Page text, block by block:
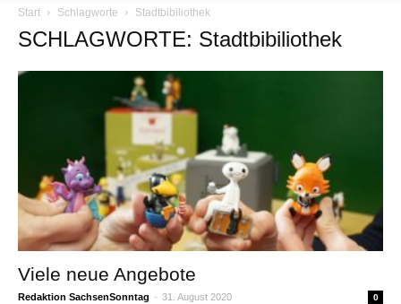
Start Schlagworte Stadtbibiliothek
SCHLAGWORTE: Stadtbibiliothek
Viele neue Angebote
Redaktion SachsenSonntag - 31. August 2020 0